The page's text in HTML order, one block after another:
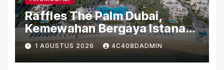
Raffles The Palm Dubai,
Kemewahan Bergaya Istana
di Palm Jumeirah
1 AGUSTUS 2026 4C408DADMIN